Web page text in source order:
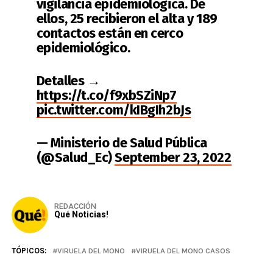
vigilancia epidemiológica. De
ellos, 25 recibieron el alta y 189
contactos están en cerco
epidemiológico.
Detalles →
https://t.co/f9xbSZiNp7
pic.twitter.com/kIBgIh2bJs
— Ministerio de Salud Pública
(@Salud_Ec)September 23, 2022
REDACCIÓN
Qué Noticias!
TÓPICOS: VIRUELA DEL MONO
VIRUELA DEL MONO CASOS